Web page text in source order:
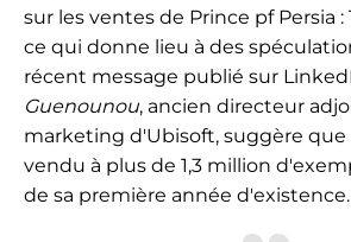
sur les ventes de Prince pf Persia :
ce qui donne lieu à des
récent message publié sur
Guenounou, ancien directeur
marketing d'Ubisoft, suggère que
vendu à plus de 1,3 million
de sa première année d'existence.